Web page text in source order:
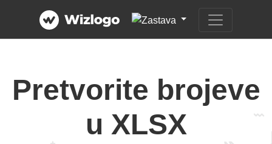
Pretvorite brojeve
u XLSX